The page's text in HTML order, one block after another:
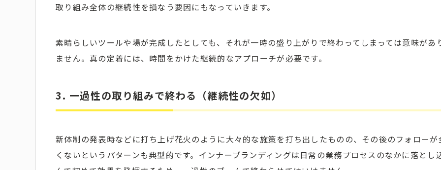
取り組み全体の継続性を損なう要因にもなっていきます。
素晴らしいツールや場が完成したとしても、それが一時の盛り上がりで終わってしまっては意味があ
ません。真の定着には、時間をかけた継続的なアプローチが必要です。
3. 一過性の取り組みで終わる（継続性の欠如）
新体制の発表時などに打ち上げ花火のように大々的な施策を打ち出したものの、その後のフォローが
くないというパターンも典型的です。インナーブランディングは日常の業務プロセスのなかに落とし